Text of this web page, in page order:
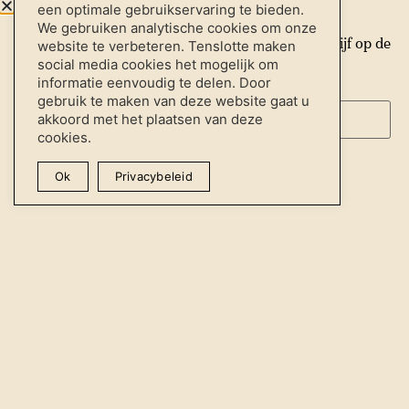
een optimale gebruikservaring te bieden.
We gebruiken analytische cookies om onze
website te verbeteren. Tenslotte maken
social media cookies het mogelijk om
informatie eenvoudig te delen. Door
gebruik te maken van deze website gaat u
akkoord met het plaatsen van deze
cookies.
Ok Privacybeleid
Nieuwsbrief
Schrijf je hieronder in voor onze nieuwsbrief en blijf op de
hoogte van het allerlaatste nieuws.
E-mailadres*
Aanmelden